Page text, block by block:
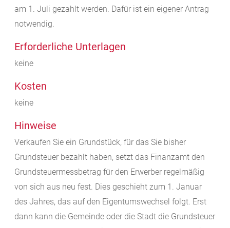
am 1. Juli gezahlt werden. Dafür ist ein eigener Antrag
notwendig.
Erforderliche Unterlagen
keine
Kosten
keine
Hinweise
Verkaufen Sie ein Grundstück, für das Sie bisher
Grundsteuer bezahlt haben, setzt das Finanzamt den
Grundsteuermessbetrag für den Erwerber regelmäßig
von sich aus neu fest. Dies geschieht zum 1. Januar
des Jahres, das auf den Eigentumswechsel folgt. Erst
dann kann die Gemeinde oder die Stadt die Grundsteuer